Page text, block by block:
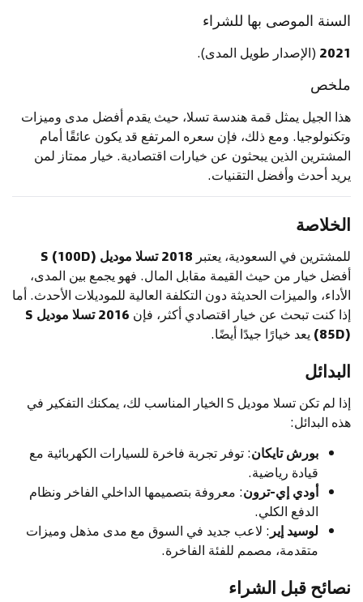
السنة الموصى بها للشراء
2021 (الإصدار طويل المدى).
ملخص
هذا الجيل يمثل قمة هندسة تسلا، حيث يقدم أفضل مدى وميزات
وتكنولوجيا. ومع ذلك، فإن سعره المرتفع قد يكون عائقًا أمام
المشترين الذين يبحثون عن خيارات اقتصادية. خيار ممتاز لمن
يريد أحدث وأفضل التقنيات.
الخلاصة
للمشترين في السعودية، يعتبر 2018 تسلا موديل S (100D)
أفضل خيار من حيث القيمة مقابل المال. فهو يجمع بين المدى،
الأداء، والميزات الحديثة دون التكلفة العالية للموديلات الأحدث. أما
إذا كنت تبحث عن خيار اقتصادي أكثر، فإن
2016 تسلا موديل S
(85D) يعد خيارًا جيدًا أيضًا.
البدائل
إذا لم تكن تسلا موديل S الخيار المناسب لك، يمكنك التفكير في
هذه البدائل:
بورش تايكان: توفر تجربة فاخرة للسيارات الكهربائية مع
قيادة رياضية.
أودي إي-ترون: معروفة بتصميمها الداخلي الفاخر ونظام
الدفع الكلي.
لوسيد إير : لاعب جديد في السوق مع مدى مذهل وميزات
متقدمة، مصمم للفئة الفاخرة.
نصائح قبل الشراء